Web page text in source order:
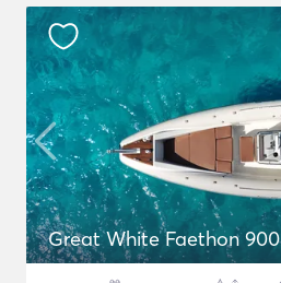
Great White Faethon 900